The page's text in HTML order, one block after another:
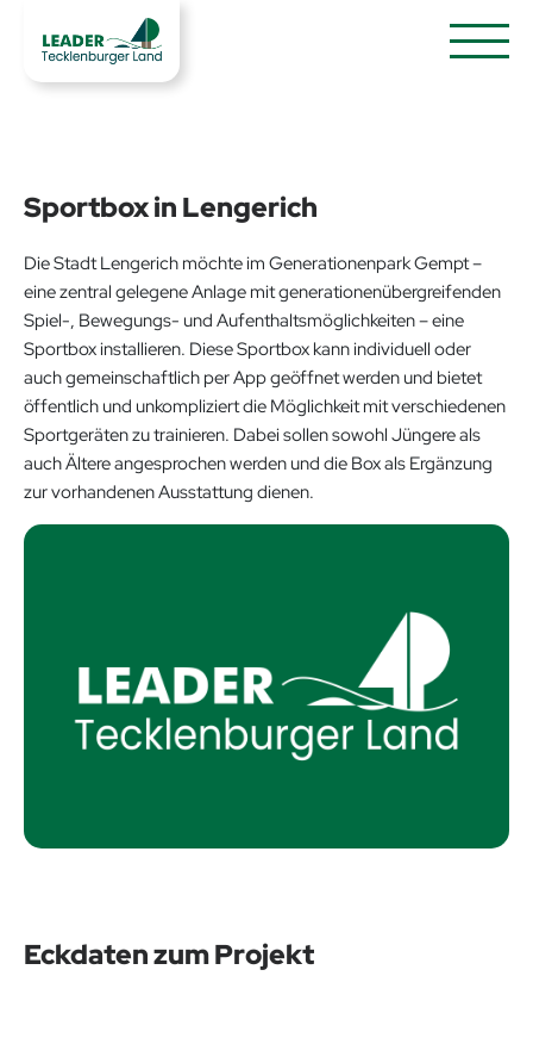
Sportbox in Lengerich
Die Stadt Lengerich möchte im Generationenpark Gempt –
eine zentral gelegene Anlage mit generationenübergreifenden
Spiel-, Bewegungs- und Aufenthaltsmöglichkeiten – eine
Sportbox installieren. Diese Sportbox kann individuell oder
auch gemeinschaftlich per App geöffnet werden und bietet
öffentlich und unkompliziert die Möglichkeit mit verschiedenen
Sportgeräten zu trainieren. Dabei sollen sowohl Jüngere als
auch Ältere angesprochen werden und die Box als Ergänzung
zur vorhandenen Ausstattung dienen.
Eckdaten zum Projekt